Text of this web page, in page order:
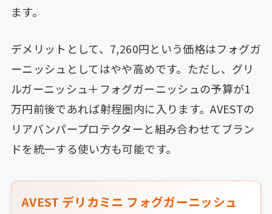
ます。
デメリットとして、7,260円という価格はフォグガ
ーニッシュとしてはやや高めです。ただし、グリ
ルガーニッシュ＋フォグガーニッシュの予算が1
万円前後であれば射程圏内に入ります。AVESTの
リアバンパープロテクターと組み合わせてブラン
ドを統一する使い方も可能です。
AVEST デリカミニ フォグガーニッシュ